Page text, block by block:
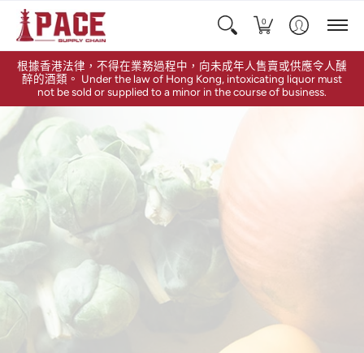
0
根據香港法律，不得在業務過程中，向未成年人售賣或供應令人醺
醉的酒類。 Under the law of Hong Kong, intoxicating liquor must
not be sold or supplied to a minor in the course of business.